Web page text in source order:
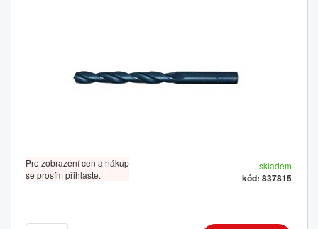
Pro zobrazení cen a nákup
se prosím přihlaste.
skladem
kód: 837815